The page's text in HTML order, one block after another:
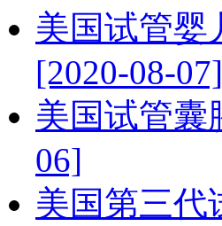
美国试管婴
[2020-08-07]
美国试管囊
06]
美国第三代